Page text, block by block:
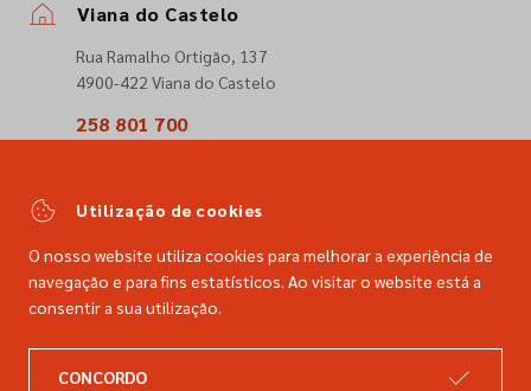
Viana do Castelo
Rua Ramalho Ortigão, 137
4900-422 Viana do Castelo
258 801 700
comercial@dimacer.com
Catálogo
Utilização de cookies
O nosso website utiliza cookies para melhorar a experiência de
navegação e para fins estatísticos. Ao visitar o website está a
consentir a sua utilização.
CONCORDO